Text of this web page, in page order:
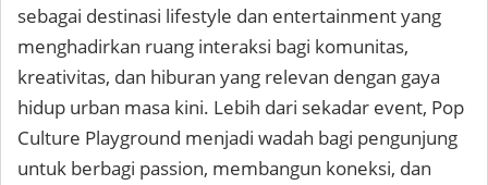
sebagai destinasi lifestyle dan entertainment yang
menghadirkan ruang interaksi bagi komunitas,
kreativitas, dan hiburan yang relevan dengan gaya
hidup urban masa kini. Lebih dari sekadar event, Pop
Culture Playground menjadi wadah bagi pengunjung
untuk berbagi passion, membangun koneksi, dan